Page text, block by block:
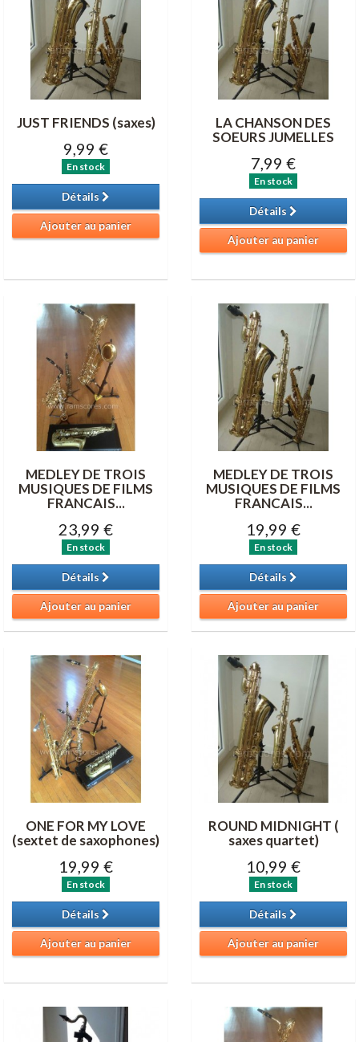
JUST FRIENDS (saxes)
9,99 €
En stock
Détails
Ajouter au panier
LA CHANSON DES
SOEURS JUMELLES
7,99 €
En stock
Détails
Ajouter au panier
MEDLEY DE TROIS
MUSIQUES DE FILMS
FRANCAIS...
23,99 €
En stock
Détails
Ajouter au panier
MEDLEY DE TROIS
MUSIQUES DE FILMS
FRANCAIS...
19,99 €
En stock
Détails
Ajouter au panier
ONE FOR MY LOVE
(sextet de saxophones)
19,99 €
En stock
Détails
Ajouter au panier
ROUND MIDNIGHT (
saxes quartet)
10,99 €
En stock
Détails
Ajouter au panier